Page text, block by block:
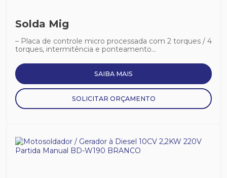
Solda Mig
– Placa de controle micro processada com 2 torques / 4
torques, intermitência e ponteamento...
SAIBA MAIS
SOLICITAR ORÇAMENTO